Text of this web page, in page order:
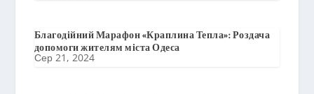
Благодійний Марафон «Краплина Тепла»: Роздача
допомоги жителям міста Одеса
Сер 21, 2024